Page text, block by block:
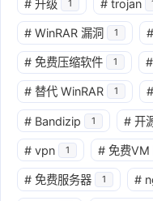
# 升级 1 # trojan
# WinRAR 漏洞 1 #
# 免费压缩软件 1 #
# 替代 WinRAR 1 #
# Bandizip 1 # 开
# vpn 1 # 免费VM
# 免费服务器 1 #